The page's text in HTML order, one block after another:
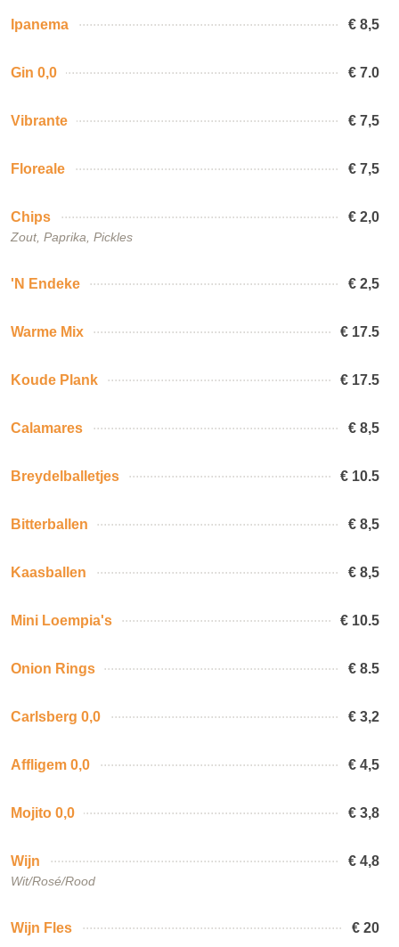
Ipanema € 8,5
Gin 0,0 € 7.0
Vibrante € 7,5
Floreale € 7,5
Chips € 2,0
Zout, Paprika, Pickles
'N Endeke € 2,5
Warme Mix € 17.5
Koude Plank € 17.5
Calamares € 8,5
Breydelballetjes € 10.5
Bitterballen € 8,5
Kaasballen € 8,5
Mini Loempia's € 10.5
Onion Rings € 8.5
Carlsberg 0,0 € 3,2
Affligem 0,0 € 4,5
Mojito 0,0 € 3,8
Wijn € 4,8
Wit/Rosé/Rood
Wijn Fles € 20